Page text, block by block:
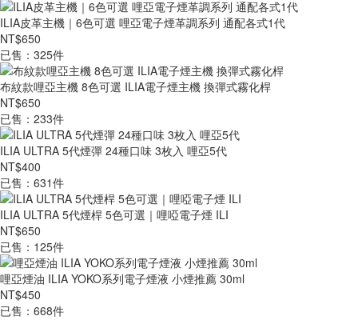
ILIA皮革主機｜6色可選 哩亞電子煙革調系列 通配各式1代
NT$650
已售：325件
布紋款哩亞主機 8色可選 ILIA電子煙主機 換彈式霧化桿
NT$650
已售：233件
ILIA ULTRA 5代煙彈 24種口味 3枚入 哩亞5代
NT$400
已售：631件
ILIA ULTRA 5代煙桿 5色可選｜哩啞電子煙 ILI
NT$650
已售：125件
哩亞煙油 ILIA YOKO系列電子煙液 小煙推薦 30ml
NT$450
已售：668件